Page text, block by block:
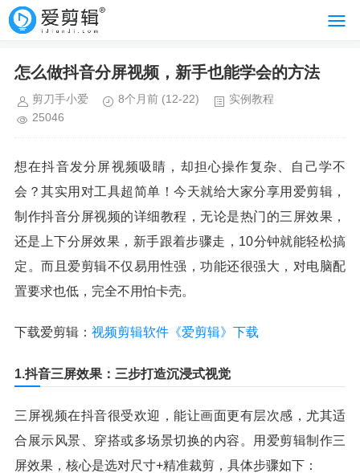
怎么做抖音分屏视频，新手也能学会的方法
剪刀手小爱 8个月前 (12-22)
实例教程
25046
想在抖音发分屏视频吸睛，却担心操作复杂、自己学不
会？其实用对工具超简单！今天就给大家分享用爱剪辑，
制作抖音分屏视频的详细教程，无论是热门的三屏效果，
还是上下分屏效果，新手跟着步骤走，10分钟就能轻松搞
定。而且爱剪辑不仅易用性强，功能还很强大，对电脑配
置要求也低，完全不用怕卡壳。
下载爱剪辑： 视频剪辑软件《爱剪辑》下载
1.抖音三屏效果：三步打造沉浸式视觉
三屏视频在抖音很受欢迎，能让画面更有层次感，尤其适
合展示风景、穿搭或多场景切换的内容。用爱剪辑制作三
屏效果，核心是选对尺寸+精准裁剪，具体步骤如下：